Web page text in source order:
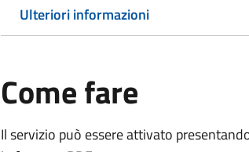
Ulteriori informazioni
Come fare
Il servizio può essere attivato